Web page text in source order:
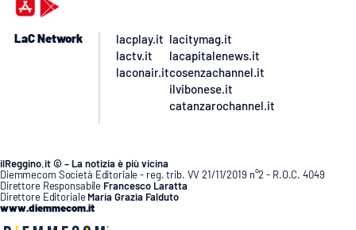
LaC Network
lacplay.it
lactv.it
laconair.it
lacitymag.it
lacapitalenews.it
cosenzachannel.it
ilvibonese.it
catanzarochannel.it
ilReggino.it © – La notizia è più vicina
Diemmecom Società Editoriale - reg. trib. VV 21/11/2019 n°2 - R.O.C. 4049
Direttore Responsabile Francesco Laratta
Direttore Editoriale Maria Grazia Falduto
www.diemmecom.it